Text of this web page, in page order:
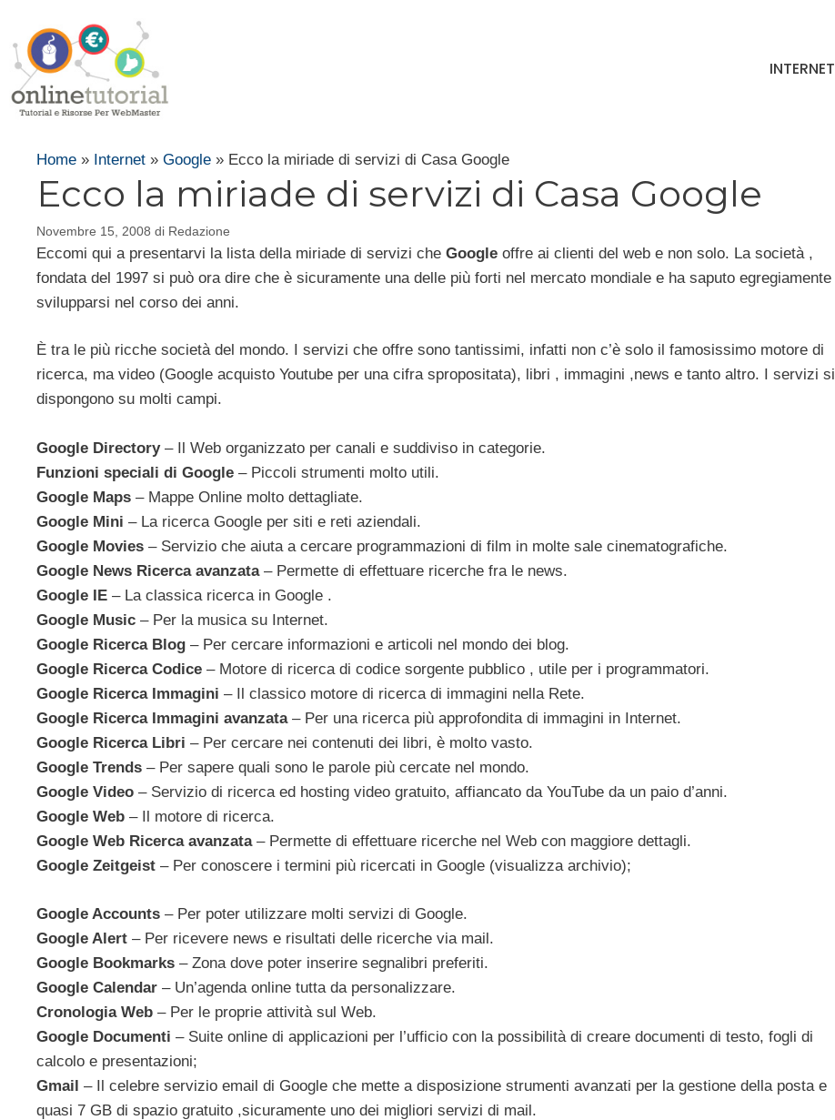
contenuto
INTERNET
Home » Internet » Google » Ecco la miriade di servizi di Casa Google
Ecco la miriade di servizi di Casa Google
Novembre 15, 2008 di Redazione
Eccomi qui a presentarvi la lista della miriade di servizi che Google offre ai clienti del web e non solo. La società ,
fondata del 1997 si può ora dire che è sicuramente una delle più forti nel mercato mondiale e ha saputo egregiamente
svilupparsi nel corso dei anni.
È tra le più ricche società del mondo. I servizi che offre sono tantissimi, infatti non c’è solo il famosissimo motore di
ricerca, ma video (Google acquisto Youtube per una cifra spropositata), libri , immagini ,news e tanto altro. I servizi si
dispongono su molti campi.
Google Directory – Il Web organizzato per canali e suddiviso in categorie.
Funzioni speciali di Google – Piccoli strumenti molto utili.
Google Maps – Mappe Online molto dettagliate.
Google Mini – La ricerca Google per siti e reti aziendali.
Google Movies – Servizio che aiuta a cercare programmazioni di film in molte sale cinematografiche.
Google News Ricerca avanzata – Permette di effettuare ricerche fra le news.
Google IE – La classica ricerca in Google .
Google Music – Per la musica su Internet.
Google Ricerca Blog – Per cercare informazioni e articoli nel mondo dei blog.
Google Ricerca Codice – Motore di ricerca di codice sorgente pubblico , utile per i programmatori.
Google Ricerca Immagini – Il classico motore di ricerca di immagini nella Rete.
Google Ricerca Immagini avanzata – Per una ricerca più approfondita di immagini in Internet.
Google Ricerca Libri – Per cercare nei contenuti dei libri, è molto vasto.
Google Trends – Per sapere quali sono le parole più cercate nel mondo.
Google Video – Servizio di ricerca ed hosting video gratuito, affiancato da YouTube da un paio d’anni.
Google Web – Il motore di ricerca.
Google Web Ricerca avanzata– Permette di effettuare ricerche nel Web con maggiore dettagli.
Google Zeitgeist – Per conoscere i termini più ricercati in Google (visualizza archivio);
Google Accounts – Per poter utilizzare molti servizi di Google.
Google Alert – Per ricevere news e risultati delle ricerche via mail.
Google Bookmarks – Zona dove poter inserire segnalibri preferiti.
Google Calendar – Un’agenda online tutta da personalizzare.
Cronologia Web – Per le proprie attività sul Web.
Google Documenti – Suite online di applicazioni per l’ufficio con la possibilità di creare documenti di testo, fogli di
calcolo e presentazioni;
Gmail – Il celebre servizio email di Google che mette a disposizione strumenti avanzati per la gestione della posta e
quasi 7 GB di spazio gratuito ,sicuramente uno dei migliori servizi di mail.